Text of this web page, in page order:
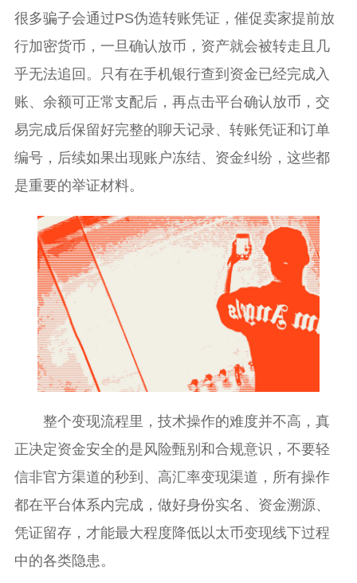
很多骗子会通过PS伪造转账凭证，催促卖家提前放
行加密货币，一旦确认放币，资产就会被转走且几
乎无法追回。只有在手机银行查到资金已经完成入
账、余额可正常支配后，再点击平台确认放币，交
易完成后保留好完整的聊天记录、转账凭证和订单
编号，后续如果出现账户冻结、资金纠纷，这些都
是重要的举证材料。
整个变现流程里，技术操作的难度并不高，真
正决定资金安全的是风险甄别和合规意识，不要轻
信非官方渠道的秒到、高汇率变现渠道，所有操作
都在平台体系内完成，做好身份实名、资金溯源、
凭证留存，才能最大程度降低以太币变现线下过程
中的各类隐患。